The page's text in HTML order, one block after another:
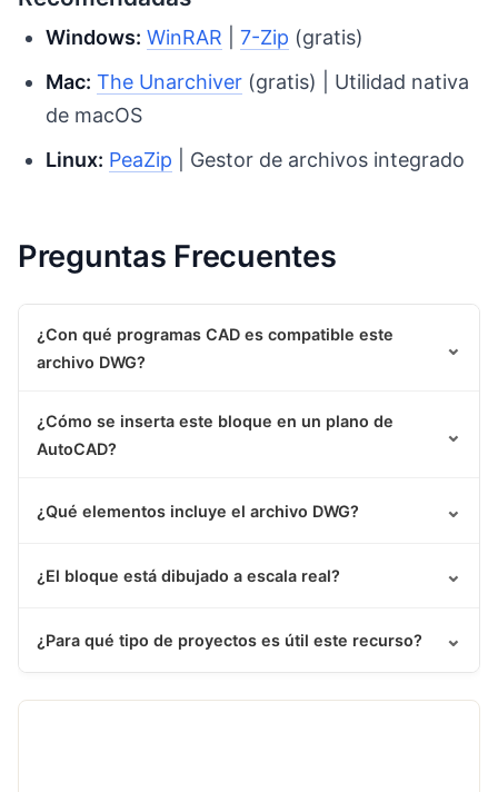
Windows: WinRAR |7-Zip (gratis)
Mac: The Unarchiver (gratis) | Utilidad nativa
de macOS
Linux: PeaZip | Gestor de archivos integrado
Preguntas Frecuentes
¿Con qué programas CAD es compatible este
archivo DWG?
⌄
¿Cómo se inserta este bloque en un plano de
AutoCAD?
⌄
¿Qué elementos incluye el archivo DWG? ⌄
¿El bloque está dibujado a escala real? ⌄
¿Para qué tipo de proyectos es útil este recurso? ⌄